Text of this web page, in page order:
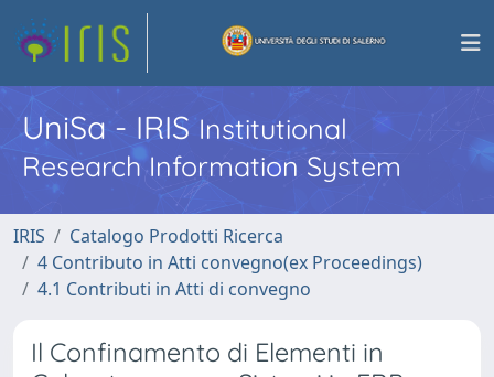
UniSa - IRISInstitutional
Research Information System
IRIS
Catalogo Prodotti Ricerca
4 Contributo in Atti convegno(ex Proceedings)
4.1 Contributi in Atti di convegno
Il Confinamento di Elementi in